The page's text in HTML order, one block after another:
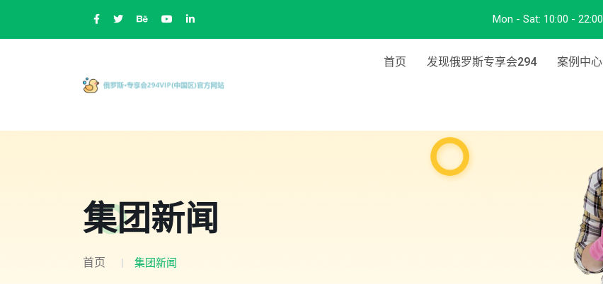
Mon - Sat: 10:00 - 22:00
首页 发现俄罗斯专享会294 案例中心
集团新闻
首页 集团新闻